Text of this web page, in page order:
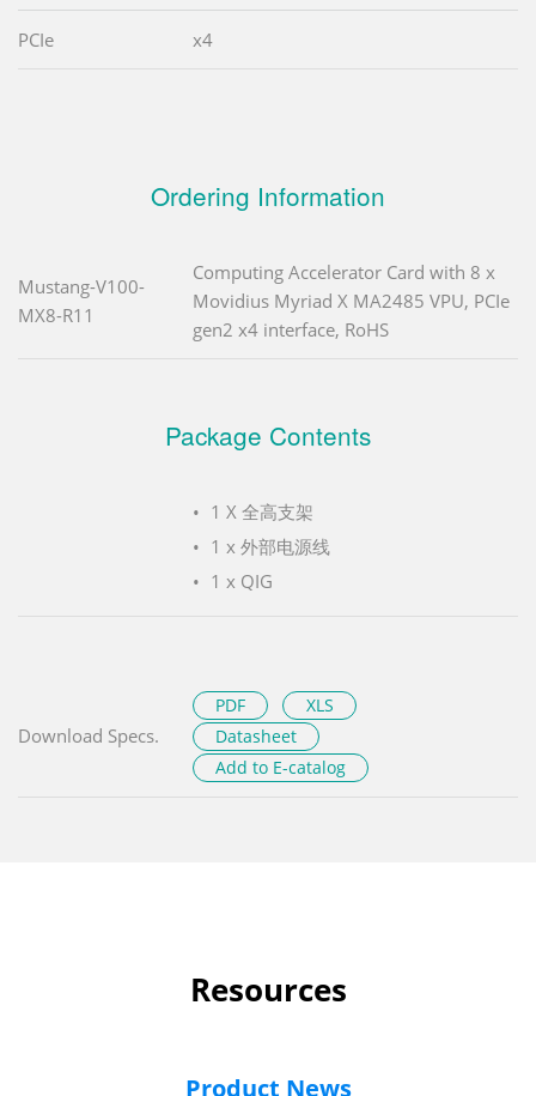
PCIe x4
Ordering Information
Mustang-V100-
MX8-R11
Computing Accelerator Card with 8 x
Movidius Myriad X MA2485 VPU, PCIe
gen2 x4 interface, RoHS
Package Contents
1 X 全高支架
1 x 外部电源线
1 x QIG
Download Specs.
PDF
XLS
Datasheet
Add to E-catalog
Resources
Product News